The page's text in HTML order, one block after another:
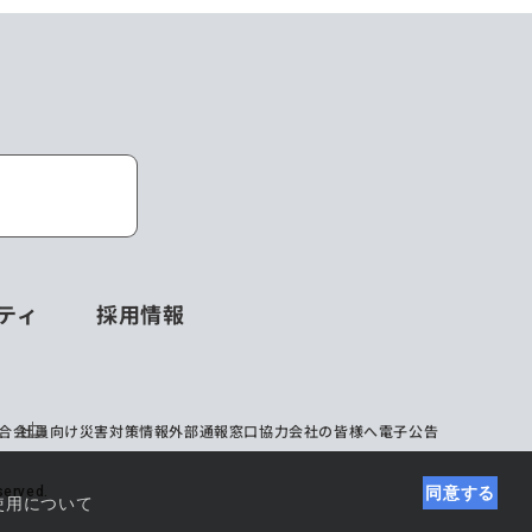
用について
同意する
ィ 採用情報
会社員向け災害対策情報外部通報窓口協力会社の皆様へ電子公告